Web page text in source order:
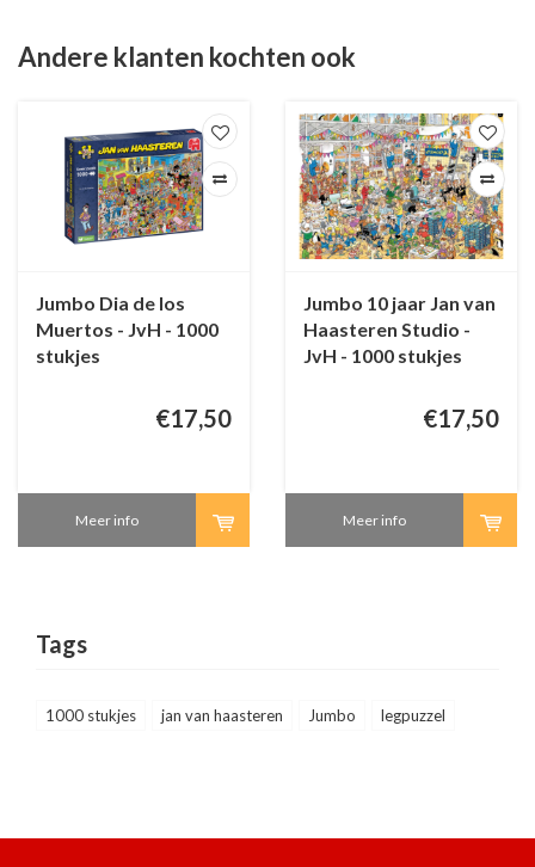
Andere klanten kochten ook
Jumbo Dia de los
Muertos - JvH - 1000
stukjes
€17,50
Meer info
Jumbo 10 jaar Jan van
Haasteren Studio -
JvH - 1000 stukjes
€17,50
Meer info
Tags
1000 stukjes jan van haasteren Jumbo legpuzzel